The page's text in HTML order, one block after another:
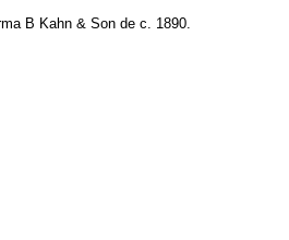
B Kahn & Son de c. 1890.